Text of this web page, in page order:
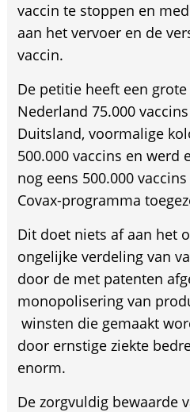
vaccin te stoppen en
aan het vervoer en de
vaccin.
De petitie heeft een
Nederland 75.000
Duitsland, voormalige
500.000 vaccins en werd
nog eens 500.000
Covax-programma
Dit doet niets af aan het
ongelijke verdeling van
door de met patenten
monopolisering van
winsten die gemaakt
door ernstige ziekte
enorm.
De zorgvuldig bewaarde